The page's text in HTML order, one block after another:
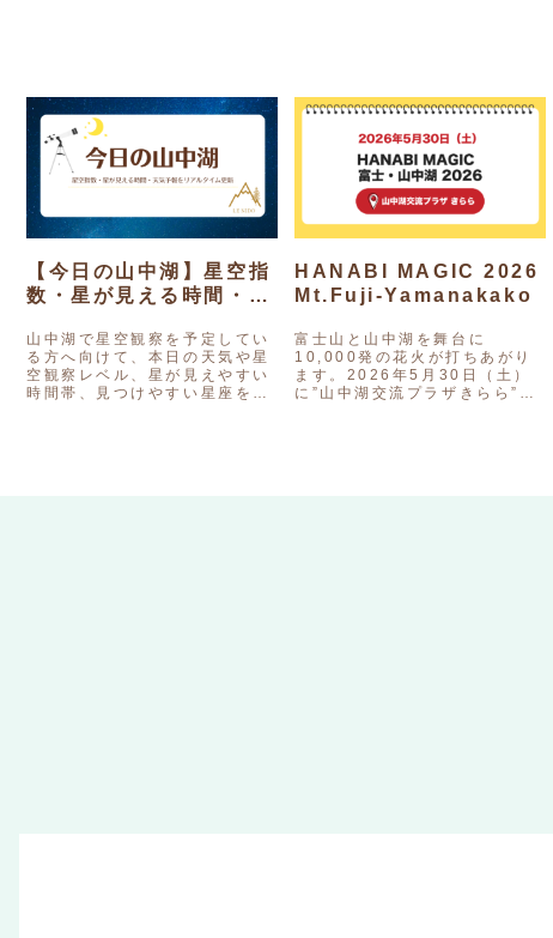
【今日の山中湖】星空指
数・星が見える時間・天
新
山中湖で星空観察を予定してい
る方へ向けて、本日の天気や星
空観察レベル、星が見えやすい
時間帯、見つけやすい星座をリ
HANABI MAGIC 2026
Mt.Fuji-Yamanakako
富士山と山中湖を舞台に
10,000発の花火が打ちあがり
ます。2026年5月30日（土）
に”山中湖交流プラザきらら”に